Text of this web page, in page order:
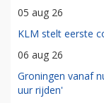
05 aug 26
KLM stelt eerste
06 aug 26
Groningen vanaf
uur rijden'